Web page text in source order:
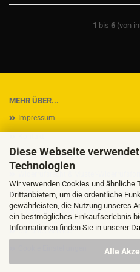
Diese Webseite
Technologien
Wir verwenden Cookies und ähnliche
Drittanbietern, um die ordentliche
gewährleisten, die Nutzung unseres
ein bestmögliches Einkaufserlebnis
Informationen finden Sie in unserer
Alle
1 bis 6 (von
MEHR ÜBER...
Impressum
Versand- & Zahlungsbedingungen
Widerrufsrecht & Muster-
AGB
Privatsphäre und Datenschutz
Callback Service